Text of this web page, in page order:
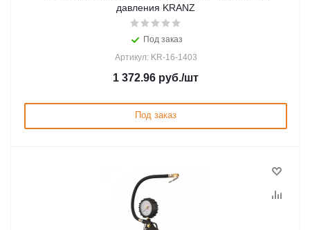
давления KRANZ
Под заказ
Артикул: KR-16-1403
1 372.96 руб./шт
Под заказ